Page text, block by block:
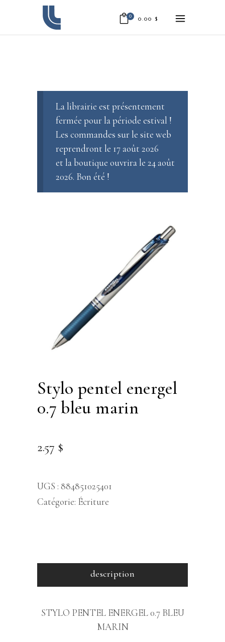
0 0.00 $
La librairie est présentement
fermée pour la période estival !
Les commandes sur le site web
reprendront le 17 août 2026
et la boutique ouvrira le 24 août
2026. Bon été !
stylo pentel energel
0.7 bleu marin
2.57 $
UGS : 884851025401
Catégorie: Écriture
description
STYLO PENTEL ENERGEL 0.7 BLEU
MARIN